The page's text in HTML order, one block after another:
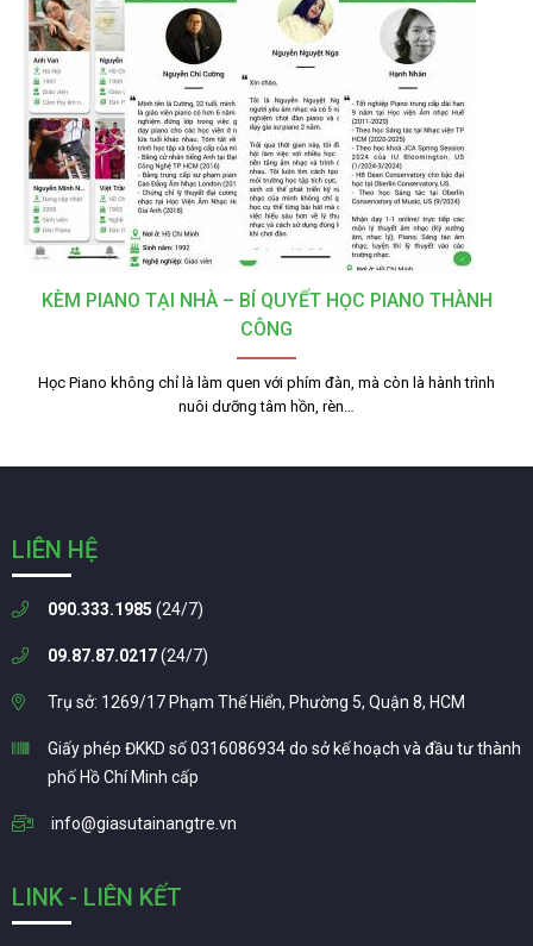
KÈM PIANO TẠI NHÀ – BÍ QUYẾT HỌC PIANO THÀNH
CÔNG
Học Piano không chỉ là làm quen với phím đàn, mà còn là hành trình
nuôi dưỡng tâm hồn, rèn…
LIÊN HỆ
090.333.1985 (24/7)
09.87.87.0217(24/7)
Trụ sở: 1269/17 Phạm Thế Hiển, Phường 5, Quận 8, HCM
Giấy phép ĐKKD số 0316086934 do sở kế hoạch và đầu tư thành
phố Hồ Chí Minh cấp
info@giasutainangtre.vn
LINK - LIÊN KẾT